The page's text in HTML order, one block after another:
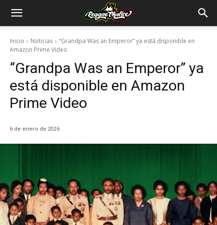
Inicio Noticias
“Grandpa Was an Emperor” ya está disponible en
Amazon Prime Video
“Grandpa Was an Emperor” ya
está disponible en Amazon
Prime Video
6 de enero de 2026